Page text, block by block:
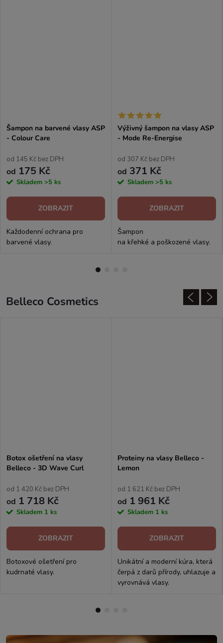
Šampon na barvené vlasy ASP
- Colour Care
od 145 Kč bez DPH
od 175 Kč
Skladem >5 ks
ZOBRAZIT
Každodenní ochrana pro
barvené vlasy.
Výživný šampon na vlasy ASP
- Mode Re-Energise
od 307 Kč bez DPH
od 371 Kč
Skladem >5 ks
ZOBRAZIT
Šampon
na křehké a poškozené vlasy.
Belleco Cosmetics
Botox ošetření na vlasy
Belleco - 3D Wave Curl
od 1 420 Kč bez DPH
od 1 718 Kč
Skladem 1 ks
ZOBRAZIT
Botoxové ošetření pro
kudrnaté vlasy.
Proteiny na vlasy Belleco -
Lemon
od 1 621 Kč bez DPH
od 1 961 Kč
Skladem 1 ks
ZOBRAZIT
Unikátní a moderní kúra, která
čerpá z darů přírody, uhlazuje a
vyrovnává vlasy.